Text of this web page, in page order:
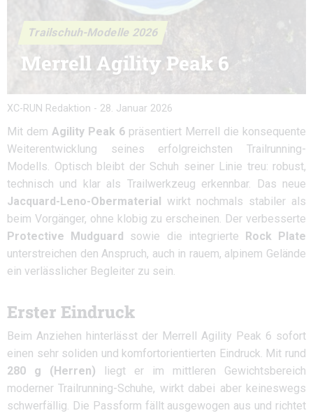
Trailschuh-Modelle 2026
Merrell Agility Peak 6
XC-RUN Redaktion - 28. Januar 2026
Mit dem Agility Peak 6 präsentiert Merrell die konsequente
Weiterentwicklung seines erfolgreichsten Trailrunning-
Modells. Optisch bleibt der Schuh seiner Linie treu: robust,
technisch und klar als Trailwerkzeug erkennbar. Das neue
Jacquard-Leno-Obermaterial wirkt nochmals stabiler als
beim Vorgänger, ohne klobig zu erscheinen. Der verbesserte
Protective Mudguard sowie die integrierte Rock Plate
unterstreichen den Anspruch, auch in rauem, alpinem Gelände
ein verlässlicher Begleiter zu sein.
Erster Eindruck
Beim Anziehen hinterlässt der Merrell Agility Peak 6 sofort
einen sehr soliden und komfortorientierten Eindruck. Mit rund
280 g (Herren) liegt er im mittleren Gewichtsbereich
moderner Trailrunning-Schuhe, wirkt dabei aber keineswegs
schwerfällig. Die Passform fällt ausgewogen aus und richtet